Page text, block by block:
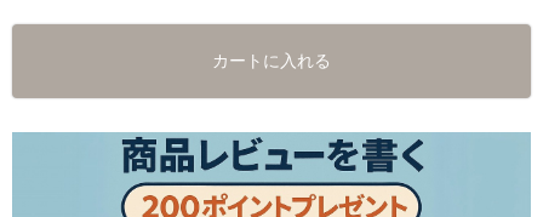
カートに入れる